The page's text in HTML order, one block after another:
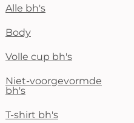
Alle bh's
Body
Volle cup bh's
Niet-voorgevormde
bh's
T-shirt bh's